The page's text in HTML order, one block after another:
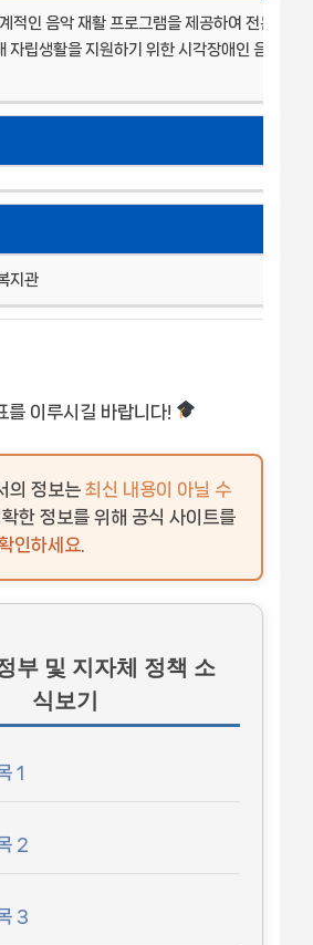
적인 음악 재활 프로그램을 제공하여 전문 음악
자립생활을 지원하기 위한 시각장애인 음악 재
지관
를 이루시길 바랍니다!
의 정보는최신 내용이 아닐 수
확한 정보를 위해 공식 사이트를
인하세요
부 및 지자체 정책 소
식보기
1
2
3